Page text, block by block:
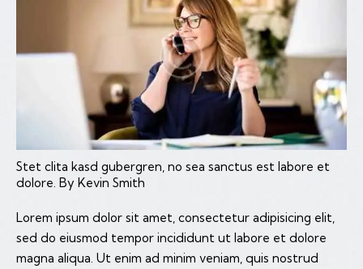
Stet clita kasd gubergren, no sea sanctus est labore et
dolore. By Kevin Smith
Lorem ipsum dolor sit amet, consectetur adipisicing elit,
sed do eiusmod tempor incididunt ut labore et dolore
magna aliqua. Ut enim ad minim veniam, quis nostrud